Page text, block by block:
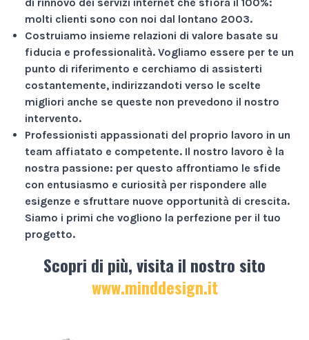
molti clienti sono con noi dal lontano 2003.
Costruiamo insieme relazioni di valore basate su
fiducia e professionalità. Vogliamo essere per te un
punto di riferimento e cerchiamo di assisterti
costantemente, indirizzandoti verso le scelte
migliori anche se queste non prevedono il nostro
intervento.
Professionisti appassionati del proprio lavoro in un
team affiatato e competente. Il nostro lavoro è la
nostra passione: per questo affrontiamo le sfide
con entusiasmo e curiosità per rispondere alle
esigenze e sfruttare nuove opportunità di crescita.
Siamo i primi che vogliono la perfezione per il tuo
progetto.
Scopri di più, visita il nostro sito
www.minddesign.it